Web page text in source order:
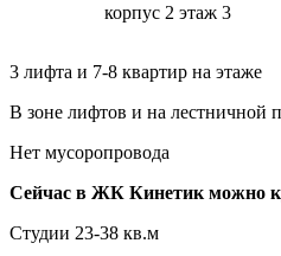
корпус 2 этаж 3
3 лифта и 7-8 квартир на этаже
В зоне лифтов и на лестничной
Нет мусоропровода
Сейчас в ЖК Кинетик можно
Студии 23-38 кв.м